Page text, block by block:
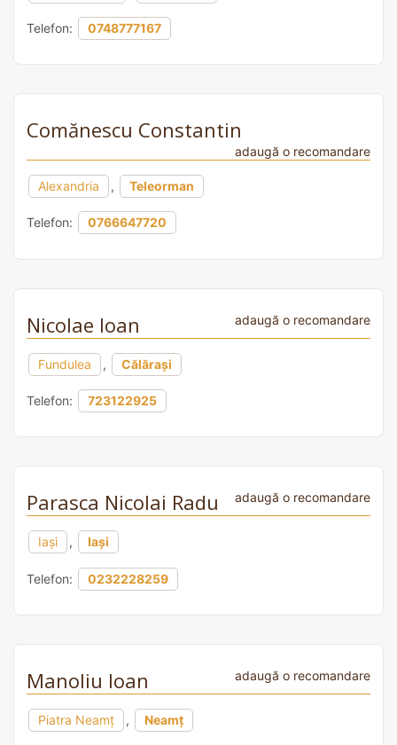
Telefon: 0748777167
Comănescu Constantin
adaugă o recomandare
Alexandria , Teleorman
Telefon: 0766647720
Nicolae Ioan adaugă o recomandare
Fundulea , Călărași
Telefon: 723122925
Parasca Nicolai Radu adaugă o recomandare
Iași , Iași
Telefon: 0232228259
Manoliu Ioan adaugă o recomandare
Piatra Neamț , Neamț